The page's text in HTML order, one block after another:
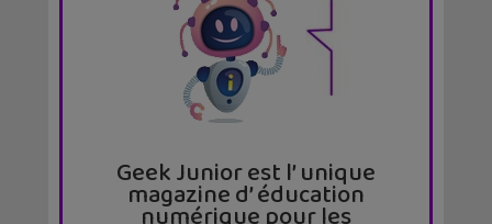
Geek Junior est l’ unique
magazine d’ éducation